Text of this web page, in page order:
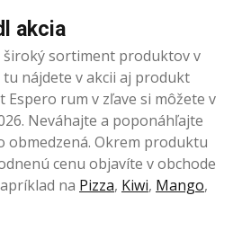
akcia
široký sortiment produktov v
nájdete v akcii aj produkt
Espero rum v zľave si môžete v
Neváhajte a poponáhľajte
obmedzená. Okrem produktu
cenu objavíte v obchode
na Pizza, Kiwi, Mango,